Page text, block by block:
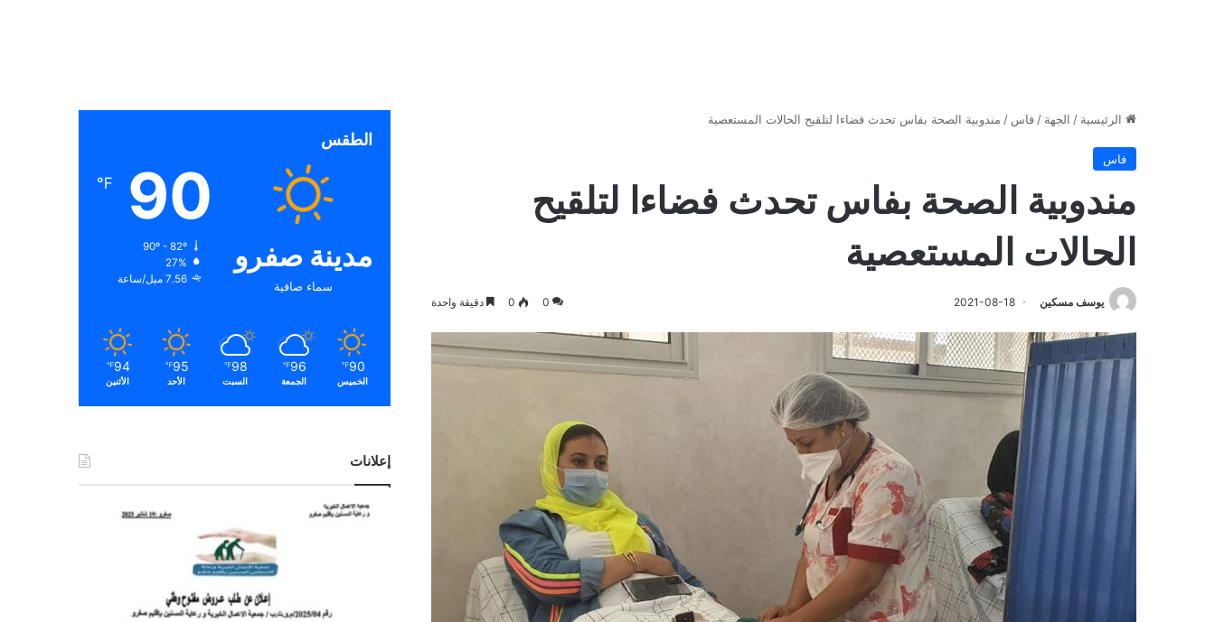
الرئيسية / الجهة / فاس / مندوبية الصحة بفاس تحدث فضاءا لتلقيح الحالات المستعصية
فاس
مندوبية الصحة بفاس تحدث فضاءا لتلقيح
الحالات المستعصية
يوسف مسكين 2021-08-18
0
0 دقيقة واحدة
الطقس
مدينة صفرو
سماء صافية
90
℉
90º - 82º
27%
7.56 ميل/ساعة
90
℉
الخميس
96
℉
الجمعة
98
℉
السبت
95
℉
الأحد
94
℉
الأثنين
إعلانات